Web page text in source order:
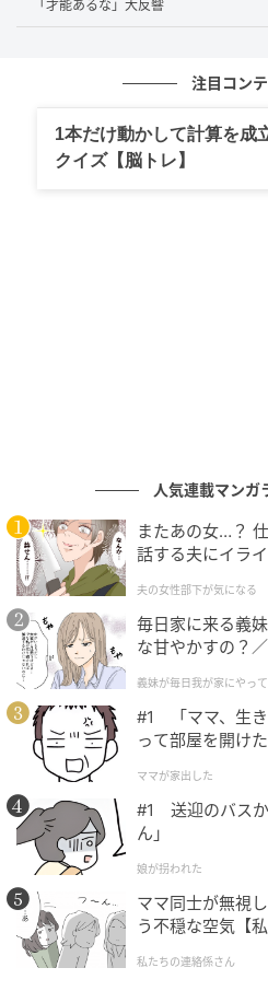
さらに、すっきりと上品にセ
「綺麗なお姉さん感」が漂う
@nashiko_cos
続いての写真では、両手を顎
顔ポーズ」を披露し、かわい
ています。
今回着用しているのは、1枚
と印象が変わる、爽やかなラ
こちらも立体的なお花柄のデ
「才能あるな」大反響
注目コン
1本だけ動かして計算を成
クイズ【脳トレ】
人気連載マンガ
またあの女…？
話する夫にイラ
夫の女性部下が気になる
毎日家に来る義
な甘やかすの？
が】
義妹が毎日我が家にやっ
#1 「ママ、生き
って部屋を開け
ママが家出した
#1 送迎のバス
ん」
娘が拐われた
ママ同士が無視
う不穏な空気【
私たちの連絡係さん